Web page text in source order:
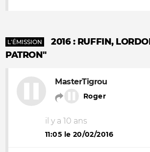
L'ÉMISSION
2016 : RUFFIN,
PATRON"
MasterTigrou
Roger
il y a 10 ans
11:05 le 20/02/2016